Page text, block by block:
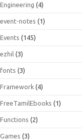
Engineering (4)
event-notes (1)
Events (145)
ezhil (3)
fonts (3)
Framework (4)
FreeTamilEbooks (1)
Functions (2)
Games (3)